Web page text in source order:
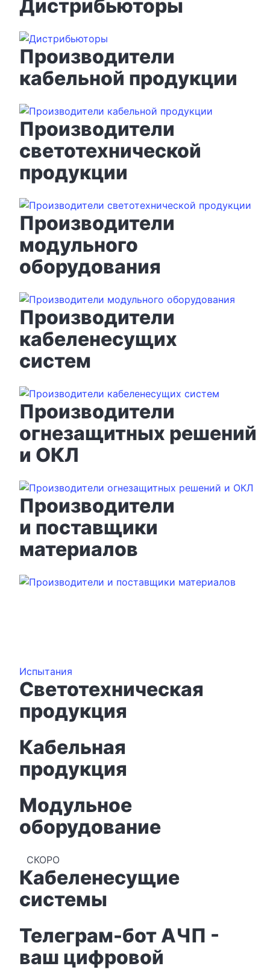
Дистрибьюторы
Производители
кабельной продукции
Производители
светотехнической
продукции
Производители
модульного
оборудования
Производители
кабеленесущих
систем
Производители
огнезащитных решений
и ОКЛ
Производители
и поставщики
материалов
Испытания
Светотехническая
продукция
Кабельная
продукция
Модульное
оборудование
СКОРО
Кабеленесущие
системы
Телеграм-бот АЧП -
ваш цифровой